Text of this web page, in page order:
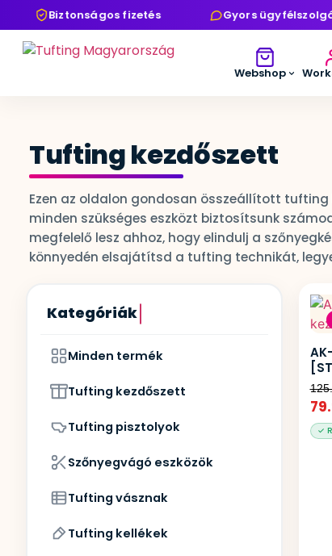
Biztonságos fizetés Gyors
Webshop
Tufting kezdőszett
Ezen az oldalon gondosan összeállított
minden szükséges eszközt biztosítsunk
megfelelő lesz ahhoz, hogy elindulj a
könnyedén elsajátítsd a tufting technikát,
Kategóriák
Minden termék
Tufting kezdőszett
Tufting pisztolyok
Szőnyegvágó eszközök
Tufting vásznak
Tufting kellékek